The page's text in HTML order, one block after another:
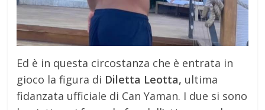
Ed è in questa circostanza che è entrata in
gioco la figura di Diletta Leotta, ultima
fidanzata ufficiale di Can Yaman. I due si sono